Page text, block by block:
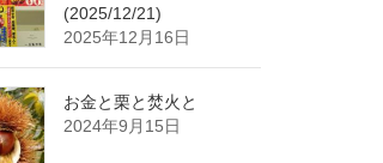
(2025/12/21)
2025年12月16日
お金と栗と焚火と
2024年9月15日